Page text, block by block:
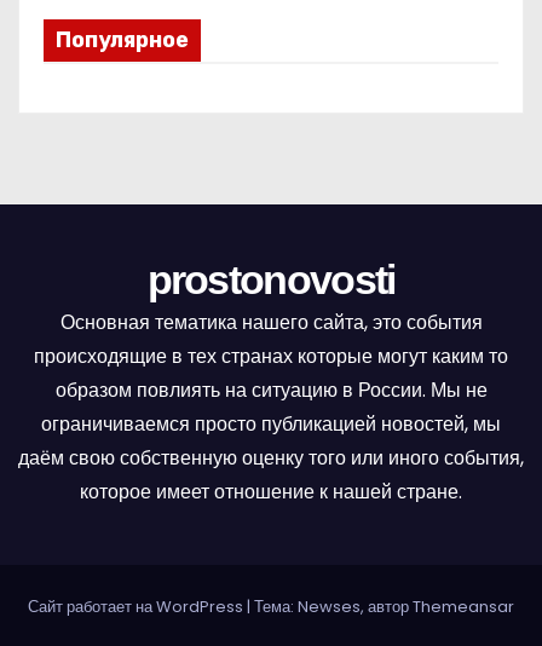
Популярное
prostonovosti
Основная тематика нашего сайта, это события
происходящие в тех странах которые могут каким то
образом повлиять на ситуацию в России. Мы не
ограничиваемся просто публикацией новостей, мы
даём свою собственную оценку того или иного события,
которое имеет отношение к нашей стране.
Сайт работает на WordPress | Тема: Newses, авторThemeansar